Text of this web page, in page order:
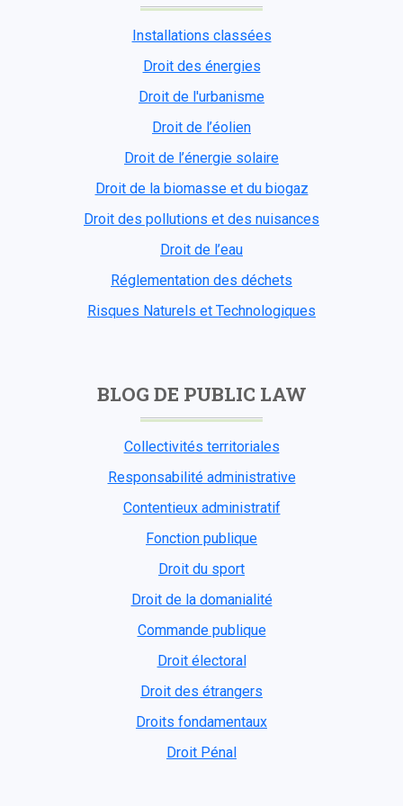
Installations classées
Droit des énergies
Droit de l'urbanisme
Droit de l’éolien
Droit de l’énergie solaire
Droit de la biomasse et du biogaz
Droit des pollutions et des nuisances
Droit de l’eau
Réglementation des déchets
Risques Naturels et Technologiques
BLOG DE PUBLIC LAW
Collectivités territoriales
Responsabilité administrative
Contentieux administratif
Fonction publique
Droit du sport
Droit de la domanialité
Commande publique
Droit électoral
Droit des étrangers
Droits fondamentaux
Droit Pénal